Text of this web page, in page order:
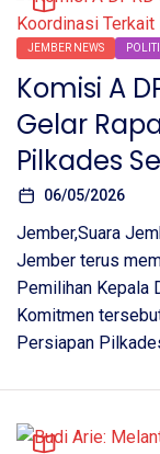
JEMBER NEWS
Komisi A
Gelar
Pilkades
06/05/2026
Jember,Suara
Jember terus
Pemilihan Kepala
Komitmen
Persiapan